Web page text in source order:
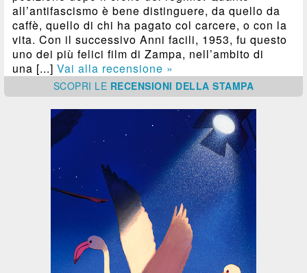
all’antifascismo è bene distinguere, da quello da
caffè, quello di chi ha pagato col carcere, o con la
vita. Con il successivo Anni facili, 1953, fu questo
uno dei più felici film di Zampa, nell’ambito di
una [...]Vai alla recensione »
SCOPRI LE RECENSIONI DELLA STAMPA